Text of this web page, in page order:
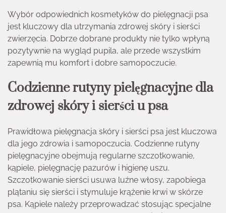
Wybór odpowiednich kosmetyków do pielęgnacji psa
jest kluczowy dla utrzymania zdrowej skóry i sierści
zwierzęcia. Dobrze dobrane produkty nie tylko wpłyną
pozytywnie na wygląd pupila, ale przede wszystkim
zapewnią mu komfort i dobre samopoczucie.
Codzienne rutyny pielęgnacyjne dla
zdrowej skóry i sierści u psa
Prawidłowa pielęgnacja skóry i sierści psa jest kluczowa
dla jego zdrowia i samopoczucia. Codzienne rutyny
pielęgnacyjne obejmują regularne szczotkowanie,
kąpiele, pielęgnację pazurów i higienę uszu.
Szczotkowanie sierści usuwa luźne włosy, zapobiega
plątaniu się sierści i stymuluje krążenie krwi w skórze
psa. Kąpiele należy przeprowadzać stosując specjalne